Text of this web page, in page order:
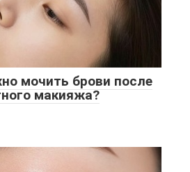
мочить брови после
макияжа?